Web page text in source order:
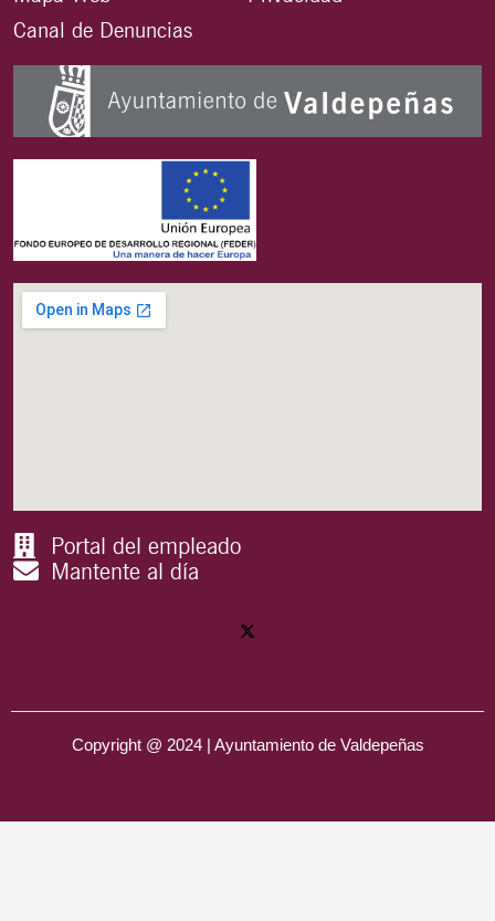
Canal de Denuncias
Portal del empleado
Mantente al día
Copyright @ 2024 | Ayuntamiento de Valdepeñas